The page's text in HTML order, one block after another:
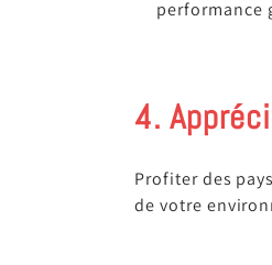
performance
4.
Profiter des
de votre